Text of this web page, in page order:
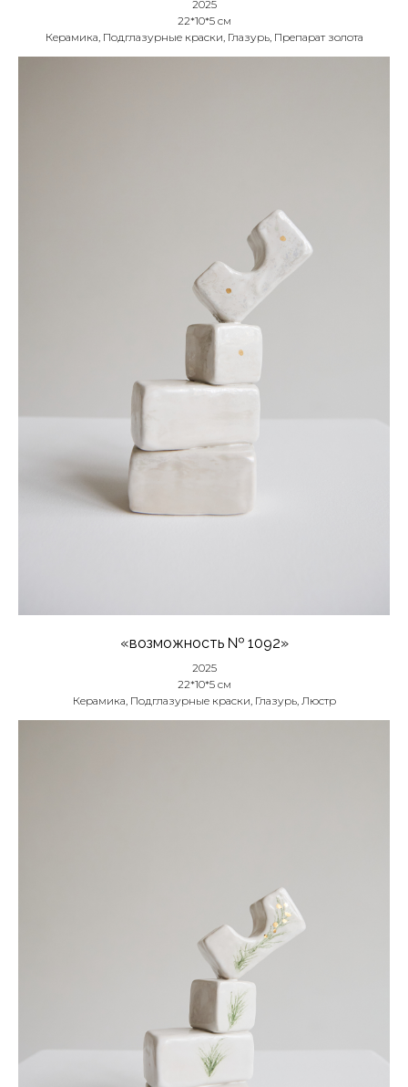
2025
22*10*5 см
Керамика, Подглазурные краски, Глазурь, Препарат золота
«возможность № 1092»
2025
22*10*5 см
Керамика, Подглазурные краски, Глазурь, Люстр